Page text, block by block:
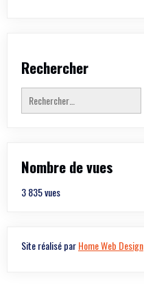
Rechercher
Rechercher :
Nombre de vues
3 835 vues
Site réalisé parHome Web Design